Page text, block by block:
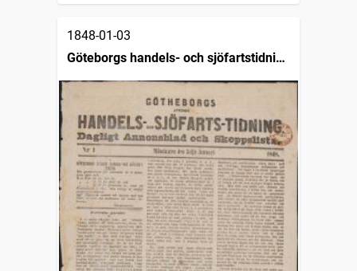
1848-01-03
Göteborgs handels- och sjöfartstidning